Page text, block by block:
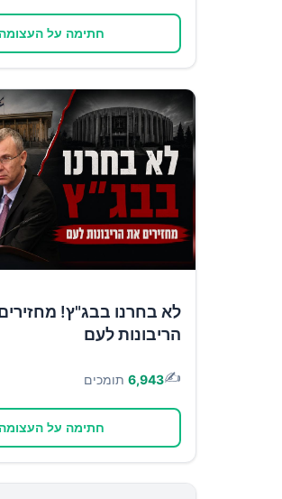
חתימה על העצומה
לא בחרנו בבג"ץ!
הריבונות לעם
✍️
6,943 תומכים
חתימה על העצומה